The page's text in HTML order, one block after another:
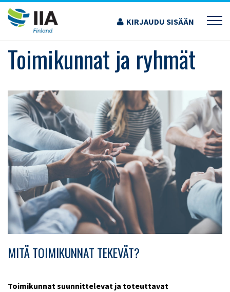
Siirry
sisältöön
KIRJAUDU SISÄÄN
›YHDISTYS ›TOIMIKUNNAT JA RYHMÄT
Toimikunnat ja ryhmät
MITÄ TOIMIKUNNAT TEKEVÄT?
Toimikunnat suunnittelevat ja toteuttavat